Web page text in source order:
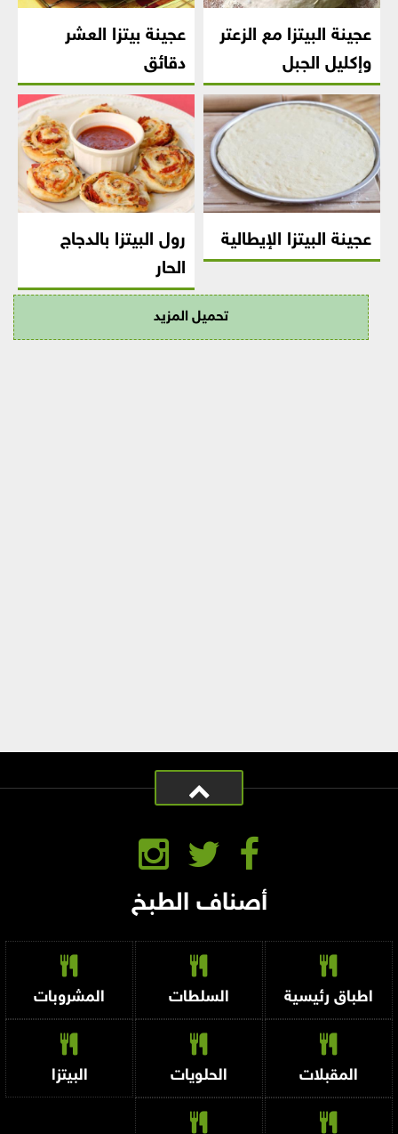
عجينة البيتزا مع الزعتر
وإكليل الجبل
عجينة بيتزا العشر
دقائق
عجينة البيتزا الإيطالية
رول البيتزا بالدجاج
الحار
تحميل المزيد
أصناف الطبخ
اطباق رئيسية السلطات المشروبات
المقبلات الحلويات البيتزا